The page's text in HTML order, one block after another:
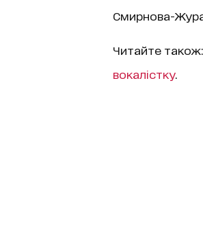
Смирнова-
Читайте також:
вокалістку.